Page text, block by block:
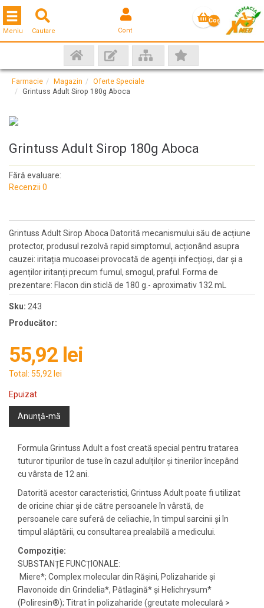
Cautare Cont
Coş
Toggle navigation
Meniu
Farmacie Magazin
Oferte Speciale
Grintuss Adult Sirop 180g Aboca
Grintuss Adult Sirop 180g Aboca
Fără evaluare:
Recenzii 0
Grintuss Adult Sirop Aboca Datorită mecanismului său de acțiune
protector, produsul rezolvă rapid simptomul, acționând asupra
cauzei: iritația mucoasei provocată de agenții infecțioși, dar și a
agenților iritanți precum fumul, smogul, praful. Forma de
prezentare: Flacon din sticlă de 180 g.- aproximativ 132 mL
Sku: 243
Producător:
55,92 lei
Total: 55,92 lei
Epuizat
Anunţă-mă
Formula Grintuss Adult a fost creată special pentru tratarea
tuturor tipurilor de tuse în cazul adulților și tinerilor începând
cu vârsta de 12 ani.
Datorită acestor caracteristici, Grintuss Adult poate fi utilizat
de oricine chiar și de către persoanele în vârstă, de
persoanele care suferă de celiachie, în timpul sarcinii și în
timpul alăptării, cu consultarea prealabilă a medicului.
Compoziție:
SUBSTANȚE FUNCȚIONALE:
Miere*; Complex molecular din Rășini, Polizaharide și
Flavonoide din Grindelia*, Pătlagină* și Helichrysum*
(Poliresin®); Titrat în polizaharide (greutate moleculară >